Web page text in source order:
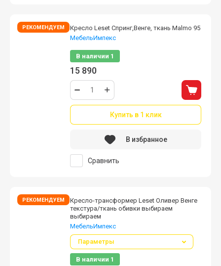
РЕКОМЕНДУЕМ
Кресло Leset Спринг,Венге, ткань Malmo 95
МебельИмпекс
В наличии 1
15 890
Купить в 1 клик
Сравнить
В избранное
РЕКОМЕНДУЕМ
Кресло-трансформер Leset Оливер Венге
текстура/ткань обивки выбираем
выбираем
МебельИмпекс
Параметры
В наличии 1